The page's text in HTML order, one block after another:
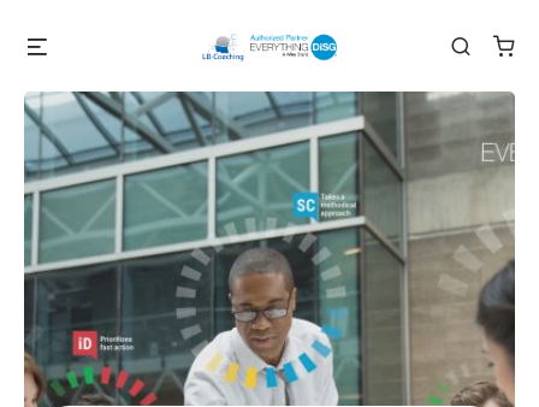
Search